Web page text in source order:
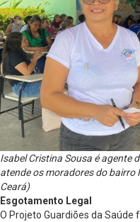
Isabel Cristina Sousa é agente
atende os moradores do
Ceará)
Esgotamento Legal
O Projeto Guardiões da